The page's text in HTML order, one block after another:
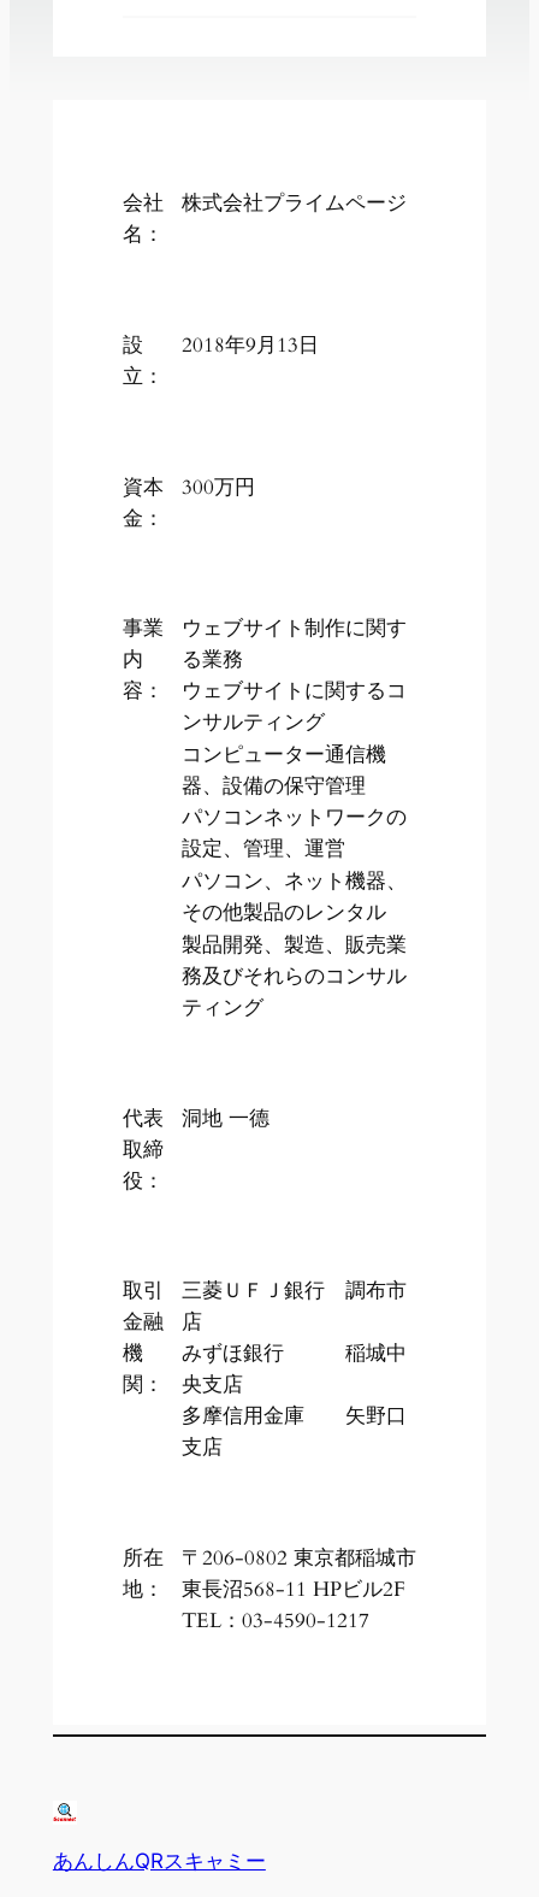
会社
名：
株式会社プライムページ
設
立：
2018年9月13日
資本
金：
300万円
事業
内
容：
ウェブサイト制作に関す
る業務
ウェブサイトに関するコ
ンサルティング
コンピューター通信機
器、設備の保守管理
パソコンネットワークの
設定、管理、運営
パソコン、ネット機器、
その他製品のレンタル
製品開発、製造、販売業
務及びそれらのコンサル
ティング
代表
取締
役：
洞地 一德
取引
金融
機
関：
三菱ＵＦＪ銀行 調布市
店
みずほ銀行 稲城中
央支店
多摩信用金庫 矢野口
支店
所在
地：
〒206-0802 東京都稲城市
東長沼568-11 HPビル2F
TEL：03-4590-1217
あんしんQRスキャミー